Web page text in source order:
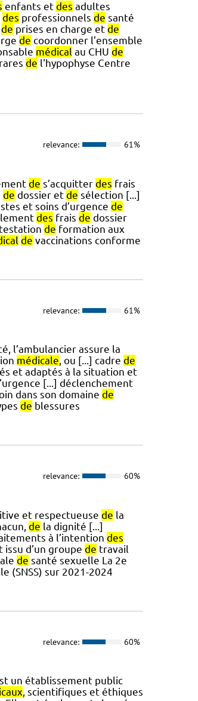
enfants et des adultes
des professionnels de santé
de prises en charge et de
de coordonner l’ensemble
médical au CHU de
de l'hypophyse Centre
relevance: 61%
de s’acquitter des frais
de dossier et de sélection [...]
et soins d’urgence de
des frais de dossier
de formation aux
de vaccinations conforme
relevance: 61%
l’ambulancier assure la
médicale, ou [...] cadre de
et adaptés à la situation et
[...] déclenchement
dans son domaine de
de blessures
relevance: 60%
et respectueuse de la
de la dignité [...]
à l’intention des
d’un groupe de travail
de santé sexuelle La 2e
(SNSS) sur 2021-2024
relevance: 60%
un établissement public
, scientifiques et éthiques